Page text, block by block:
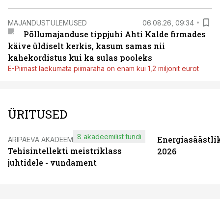
MAJANDUSTULEMUSED 06.08.26, 09:34
Põllumajanduse tippjuhi Ahti Kalde firmades
käive üldiselt kerkis, kasum samas nii
kahekordistus kui ka sulas pooleks
E-Piimast laekumata piimaraha on enam kui 1,2 miljonit eurot
ÜRITUSED
ÄRIPÄEVA AKADEEMIA
Tehisintellekti meistriklass
juhtidele - vundament
8 akadeemilist tundi
2026